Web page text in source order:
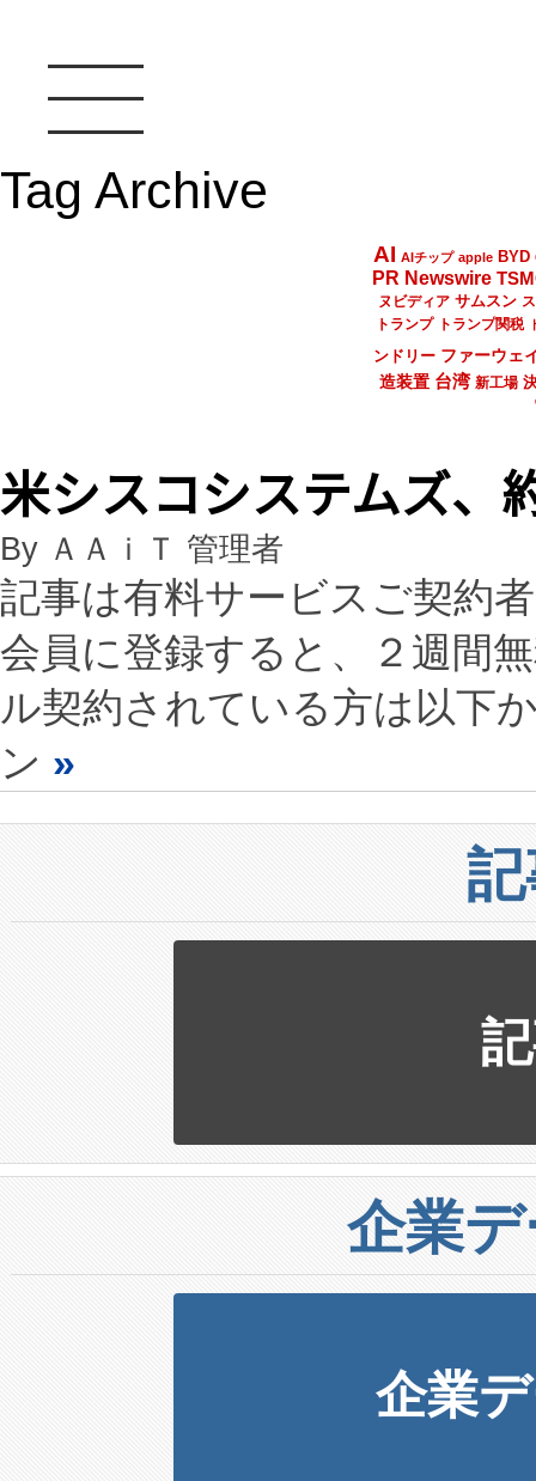
Tag Archive
AI AIチップ apple BYD
PR Newswire
ヌビディア サムスン
トランプ
トランプ関税
ンドリー ファーウェ
造装置 台湾 新工場
米シスコシステムズ、
By ＡＡｉＴ 管理者
記事は有料サービスご契約
会員に登録すると、２週間
ル契約されている方は以下
ン »
企業
企業